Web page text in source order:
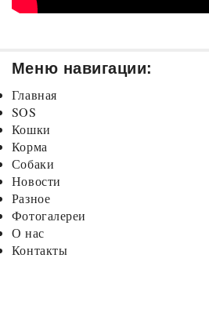
Меню навигации:
Главная
SOS
Кошки
Корма
Собаки
Новости
Разное
Фотогалереи
О нас
Контакты